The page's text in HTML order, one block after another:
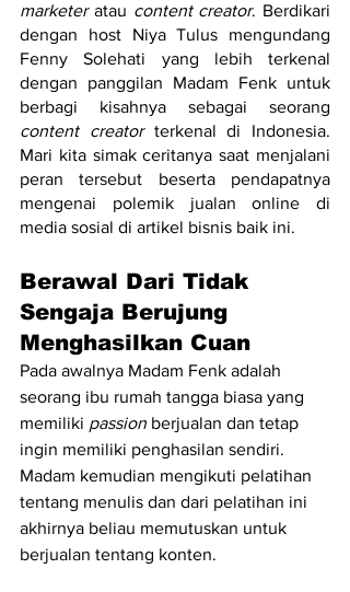
marketer atau content creator. Berdikari
dengan host Niya Tulus mengundang
Fenny Solehati yang lebih terkenal
dengan panggilan Madam Fenk untuk
content creator terkenal di Indonesia.
Mari kita simak ceritanya saat menjalani
peran tersebut beserta pendapatnya
mengenai polemik jualan online di
media sosial di artikel bisnis baik ini.
Berawal Dari Tidak
Sengaja Berujung
Menghasilkan Cuan
Pada awalnya Madam Fenk adalah
seorang ibu rumah tangga biasa yang
memiliki passion berjualan dan tetap
ingin memiliki penghasilan sendiri.
Madam kemudian mengikuti pelatihan
tentang menulis dan dari pelatihan ini
akhirnya beliau memutuskan untuk
berjualan tentang konten.